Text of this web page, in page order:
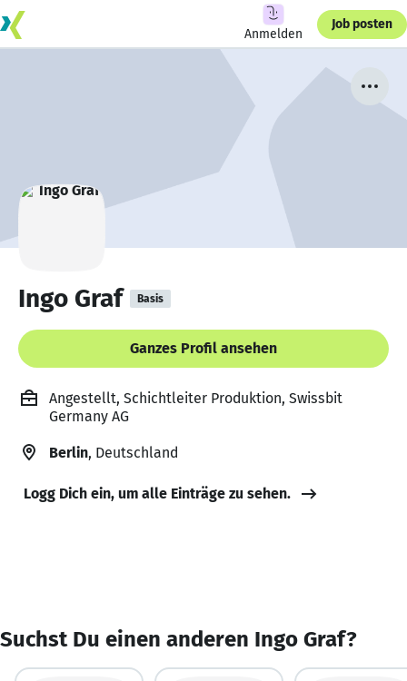
Anmelden
Job posten
Ingo Graf Basis
Ganzes Profil ansehen
Angestellt, Schichtleiter Produktion, Swissbit
Germany AG
Berlin, Deutschland
Logg Dich ein, um alle Einträge zu sehen.
Suchst Du einen anderen Ingo Graf?